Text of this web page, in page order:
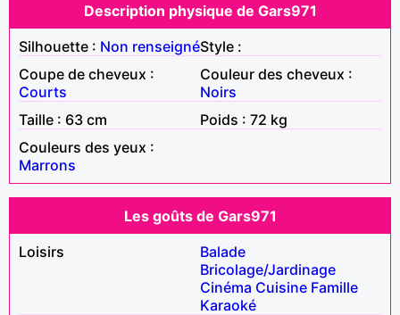
Description physique de Gars971
Silhouette : Non renseignéStyle :
Coupe de cheveux :
Courts
Couleur des cheveux :
Noirs
Taille : 63 cm
Poids : 72 kg
Couleurs des yeux :
Marrons
Les goûts de Gars971
Loisirs
Balade
Bricolage/Jardinage
Cinéma Cuisine Famille
Karaoké